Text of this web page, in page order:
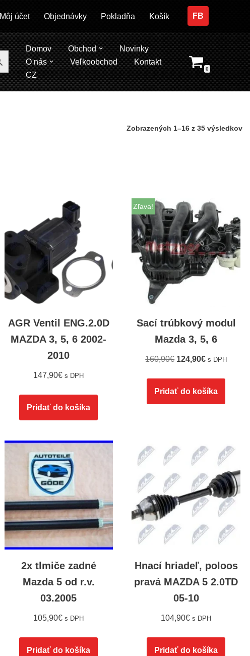
Môj účet Objednávky Pokladňa Košík FB
Domov Obchod
Novinky
O nás
Veľkoobchod
Kontakt
CZ
0
Zobrazených 1–16 z 35 výsledkov
AGR Ventil ENG.2.0D
MAZDA 3, 5, 6 2002-
2010
147,90€ s DPH
Pridať do košíka
Zľava!
Sací trúbkový modul
Mazda 3, 5, 6
160,90€ 124,90€ s DPH
Pridať do košíka
2x tlmiče zadné
Mazda 5 od r.v.
03.2005
105,90€ s DPH
Pridať do košíka
Hnací hriadeľ, poloos
pravá MAZDA 5 2.0TD
05-10
104,90€ s DPH
Pridať do košíka